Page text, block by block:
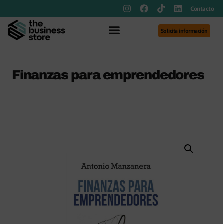
Contacto
Solicita información
Finanzas para emprendedores